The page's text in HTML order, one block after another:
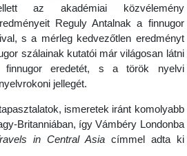
az akadémiai közvélemény
Reguly Antalnak a finnugor
s a mérleg kedvezőtlen eredményt
szálainak kutatói már világosan látni
eredetét, s a török nyelvi
jellegét.
ismeretek iránt komolyabb
Britanniában, így Vámbéry Londonba
in Central Asia címmel adta ki